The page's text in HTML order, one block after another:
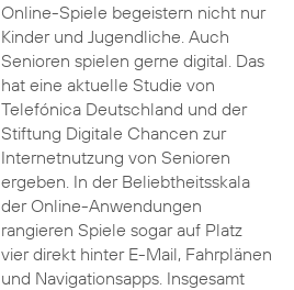
Online-Spiele begeistern nicht nur
Kinder und Jugendliche. Auch
Senioren spielen gerne digital. Das
hat eine aktuelle Studie von
Telefónica Deutschland und der
Stiftung Digitale Chancen zur
Internetnutzung von Senioren
ergeben. In der Beliebtheitsskala
der Online-Anwendungen
rangieren Spiele sogar auf Platz
vier direkt hinter E-Mail, Fahrplänen
und Navigationsapps. Insgesamt